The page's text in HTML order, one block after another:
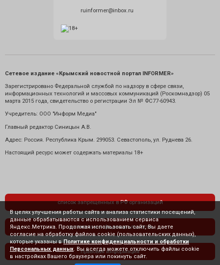
ruinformer@inbox.ru
Сетевое издание «Крымский новостной портал INFORMER»
Зарегистрировано Федеральной службой по надзору в сфере связи,
информационных технологий и массовых коммуникаций (Роскомнадзор) 05
марта 2015 года, свидетельство о регистрации Эл № ФС77-60943.
Учредитель: ООО "Информ Медиа"
Главный редактор Синицын А.В.
Адрес: Россия. Республика Крым. 299053. Севастополь, ул. Руднева 26.
Настоящий ресурс может содержать материалы 18+
список запрещенных в РФ организаций
политика конфиденциальности
правовая информация
В целях улучшения работы сайта и анализа статистики посещений,
данные обрабатываются с использованием сервиса
Яндекс.Метрика. Продолжая использовать сайт, Вы даете
согласие на обработку файлов cookie (пользовательских данных),
которые указаны в Политике конфиденциальности и обработки
Персональных данных . Вы всегда можете отключить файлы cookie
в настройках Вашего браузера или покинуть сайт.